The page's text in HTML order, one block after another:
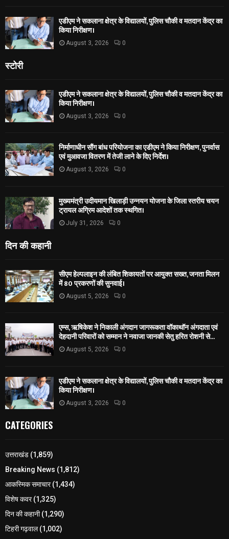
एडीएम ने सकलाना क्षेत्र के विद्यालयों, पुलिस चौकी व मतदान केंद्र का
किया निरीक्षण।
August 3, 2026 0
स्टोरी
एडीएम ने सकलाना क्षेत्र के विद्यालयों, पुलिस चौकी व मतदान केंद्र का
किया निरीक्षण।
August 3, 2026 0
निर्माणाधीन सौंग बांध परियोजना का एडीएम ने किया निरीक्षण, पुनर्वास
एवं मुआवजा वितरण में तेजी लाने के दिए निर्देश।
August 3, 2026 0
मुख्यमंत्री उदीयमान खिलाड़ी उन्नयन योजना के जिला स्तरीय चयन
ट्रायल अग्रिम आदेशों तक स्थगित।
July 31, 2026 0
दिन की कहानी
सीएम हेल्पलाइन की लंबित शिकायतों पर आयुक्त सख्त, जनता मिलन
में 80 प्रकरणों की सुनवाई।
August 5, 2026 0
एम्स, ऋषिकेश ने निकाली अंगदान जागरूकता वॉकाथॉन अंगदाता एवं
देहदानी परिवारों को सम्मान ने नवाजा जानकी सेतु हरित रोशनी से...
August 5, 2026 0
एडीएम ने सकलाना क्षेत्र के विद्यालयों, पुलिस चौकी व मतदान केंद्र का
किया निरीक्षण।
August 3, 2026 0
CATEGORIES
उत्तराखंड (1,859)
Breaking News (1,812)
आकस्मिक समाचार(1,434)
विशेष कवर(1,325)
दिन की कहानी(1,290)
टिहरी गढ़वाल(1,002)